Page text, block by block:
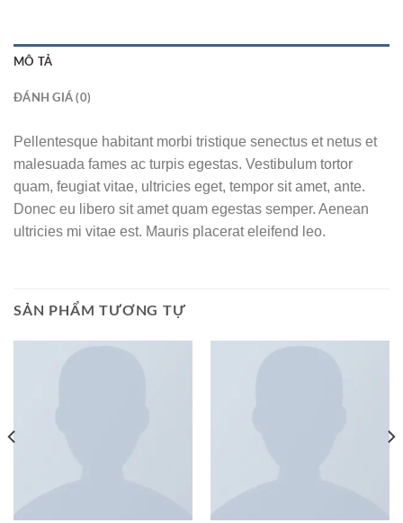
MÔ TẢ
ĐÁNH GIÁ (0)
Pellentesque habitant morbi tristique senectus et netus et
malesuada fames ac turpis egestas. Vestibulum tortor
quam, feugiat vitae, ultricies eget, tempor sit amet, ante.
Donec eu libero sit amet quam egestas semper. Aenean
ultricies mi vitae est. Mauris placerat eleifend leo.
SẢN PHẨM TƯƠNG TỰ